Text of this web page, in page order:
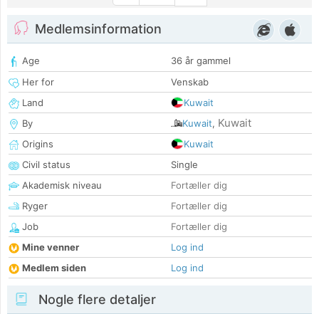
Medlemsinformation
Age
36 år gammel
Her for
Venskab
Land
Kuwait
By
Kuwait, Kuwait
Origins
Kuwait
Civil status
Single
Akademisk niveau
Fortæller dig
Ryger
Fortæller dig
Job
Fortæller dig
Mine venner
Log ind
Medlem siden
Log ind
Nogle flere detaljer